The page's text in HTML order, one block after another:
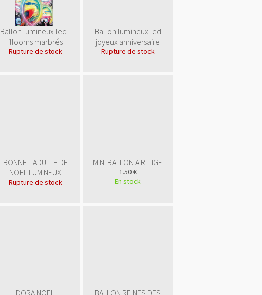
Ballon lumineux led -
illooms marbrés
Rupture de stock
Ballon lumineux led
joyeux anniversaire
Rupture de stock
BONNET ADULTE DE
NOEL LUMINEUX
Rupture de stock
MINI BALLON AIR TIGE
1.50 €
En stock
DORA NOEL
BALLON REINES DES